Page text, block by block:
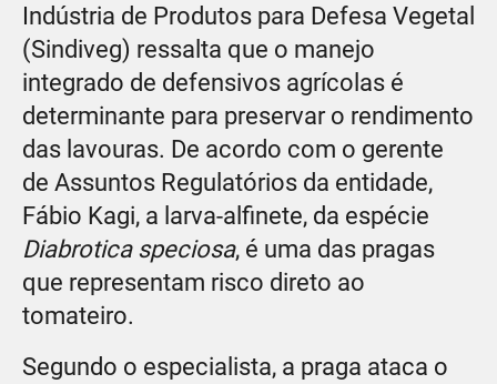
Indústria de Produtos para Defesa Vegetal
(Sindiveg) ressalta que o manejo
integrado de defensivos agrícolas é
determinante para preservar o rendimento
das lavouras. De acordo com o gerente
de Assuntos Regulatórios da entidade,
Fábio Kagi, a larva-alfinete, da espécie
Diabrotica speciosa, é uma das pragas
que representam risco direto ao
tomateiro.
Segundo o especialista, a praga ataca o